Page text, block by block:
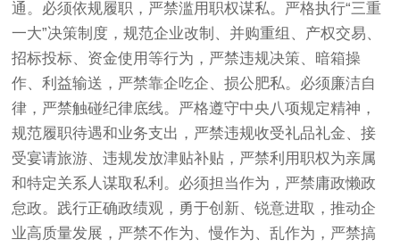
通。必须依规履职，严禁滥用职权谋私。严格执行“三重
一大”决策制度，规范企业改制、并购重组、产权交易、
招标投标、资金使用等行为，严禁违规决策、暗箱操
作、利益输送，严禁靠企吃企、损公肥私。必须廉洁自
律，严禁触碰纪律底线。严格遵守中央八项规定精神，
规范履职待遇和业务支出，严禁违规收受礼品礼金、接
受宴请旅游、违规发放津贴补贴，严禁利用职权为亲属
和特定关系人谋取私利。必须担当作为，严禁庸政懒政
怠政。践行正确政绩观，勇于创新、锐意进取，推动企
业高质量发展，严禁不作为、慢作为、乱作为，严禁搞